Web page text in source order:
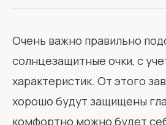
Очень важно правильно
солнцезащитные очки, с
характеристик. От этого
хорошо будут защищены
комфортно можно будет